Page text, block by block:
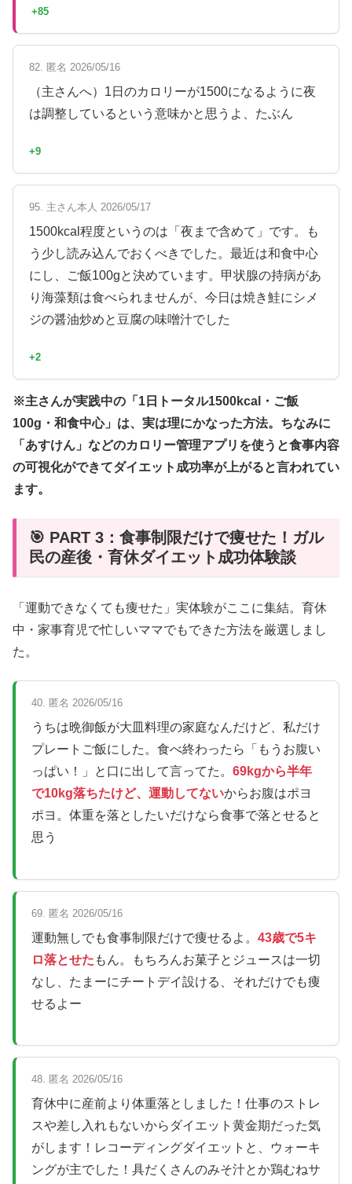
+85
82. 匿名 2026/05/16
（主さんへ）1日のカロリーが1500になるように夜
は調整しているという意味かと思うよ、たぶん
+9
95. 主さん本人 2026/05/17
1500kcal程度というのは「夜まで含めて」です。も
う少し読み込んでおくべきでした。最近は和食中心
にし、ご飯100gと決めています。甲状腺の持病があ
り海藻類は食べられませんが、今日は焼き鮭にシメ
ジの醤油炒めと豆腐の味噌汁でした
+2
※主さんが実践中の「1日トータル1500kcal・ご飯
100g・和食中心」は、実は理にかなった方法。ちなみに
「あすけん」などのカロリー管理アプリを使うと食事内容
の可視化ができてダイエット成功率が上がると言われてい
ます。
🎯 PART 3：食事制限だけで痩せた！ガル
民の産後・育休ダイエット成功体験談
「運動できなくても痩せた」実体験がここに集結。育休
中・家事育児で忙しいママでもできた方法を厳選しまし
た。
40. 匿名 2026/05/16
うちは晩御飯が大皿料理の家庭なんだけど、私だけ
プレートご飯にした。食べ終わったら「もうお腹い
っぱい！」と口に出して言ってた。 69kgから半年
で10kg落ちたけど、運動してないからお腹はポヨ
ポヨ。体重を落としたいだけなら食事で落とせると
思う
69. 匿名 2026/05/16
運動無しでも食事制限だけで痩せるよ。 43歳で5キ
ロ落とせた もん。もちろんお菓子とジュースは一切
なし、たまーにチートデイ設ける、それだけでも痩
せるよー
48. 匿名 2026/05/16
育休中に産前より体重落としました！仕事のストレ
スや差し入れもないからダイエット黄金期だった気
がします！レコーディングダイエットと、ウォーキ
ングが主でした！具だくさんのみそ汁とか鶏むねサ